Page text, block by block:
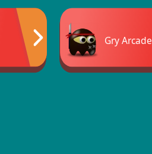
Gry Arcade